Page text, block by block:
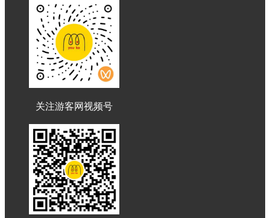
关注游客网视频号